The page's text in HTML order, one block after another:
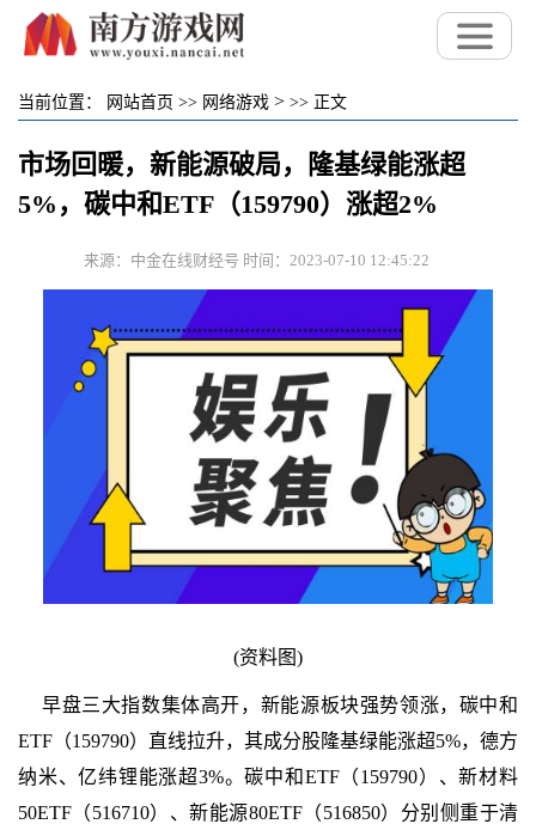
当前位置： 网站首页 >> 网络游戏 > >> 正文
市场回暖，新能源破局，隆基绿能涨超
5%，碳中和ETF（159790）涨超2%
来源：中金在线财经号 时间：2023-07-10 12:45:22
(资料图)
早盘三大指数集体高开，新能源板块强势领涨，碳中和
ETF（159790）直线拉升，其成分股隆基绿能涨超5%，德方
纳米、亿纬锂能涨超3%。碳中和ETF（159790）、新材料
50ETF（516710）、新能源80ETF（516850）分别侧重于清